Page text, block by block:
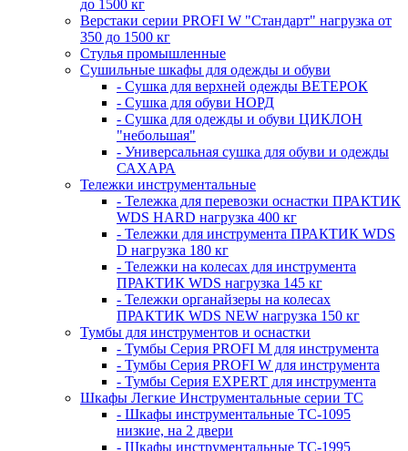
до 1500 кг
Верстаки серии PROFI W "Стандарт" нагрузка от
350 до 1500 кг
Стулья промышленные
Сушильные шкафы для одежды и обуви
- Сушка для верхней одежды ВЕТЕРОК
- Сушка для обуви НОРД
- Сушка для одежды и обуви ЦИКЛОН
"небольшая"
- Универсальная сушка для обуви и одежды
САХАРА
Тележки инструментальные
- Тележка для перевозки оснастки ПРАКТИК
WDS HARD нагрузка 400 кг
- Тележки для инструмента ПРАКТИК WDS
D нагрузка 180 кг
- Тележки на колесах для инструмента
ПРАКТИК WDS нагрузка 145 кг
- Тележки органайзеры на колесах
ПРАКТИК WDS NEW нагрузка 150 кг
Тумбы для инструментов и оснастки
- Тумбы Серия PROFI M для инструмента
- Тумбы Серия PROFI W для инструмента
- Тумбы Серия EXPERT для инструмента
Шкафы Легкие Инструментальные серии ТС
- Шкафы инструментальные TC-1095
низкие, на 2 двери
- Шкафы инструментальные TC-1995